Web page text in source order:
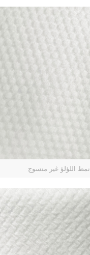
نمط اللؤلؤ غير منسوج